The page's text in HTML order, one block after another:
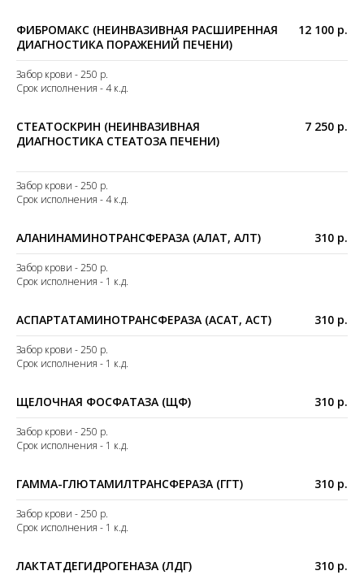
ФИБРОМАКС (НЕИНВАЗИВНАЯ РАСШИРЕННАЯ
ДИАГНОСТИКА ПОРАЖЕНИЙ ПЕЧЕНИ)
12 100 р.
Забор крови - 250 р.
Срок исполнения - 4 к.д.
СТЕАТОСКРИН (НЕИНВАЗИВНАЯ
ДИАГНОСТИКА СТЕАТОЗА ПЕЧЕНИ)
7 250 р.
Забор крови - 250 р.
Срок исполнения - 4 к.д.
АЛАНИНАМИНОТРАНСФЕРАЗА (АЛАТ, АЛТ) 310 р.
Забор крови - 250 р.
Срок исполнения - 1 к.д.
АСПАРТАТАМИНОТРАНСФЕРАЗА (АСАТ, АСТ) 310 р.
Забор крови - 250 р.
Срок исполнения - 1 к.д.
ЩЕЛОЧНАЯ ФОСФАТАЗА (ЩФ) 310 р.
Забор крови - 250 р.
Срок исполнения - 1 к.д.
ГАММА-ГЛЮТАМИЛТРАНСФЕРАЗА (ГГТ) 310 р.
Забор крови - 250 р.
Срок исполнения - 1 к.д.
ЛАКТАТДЕГИДРОГЕНАЗА (ЛДГ) 310 р.